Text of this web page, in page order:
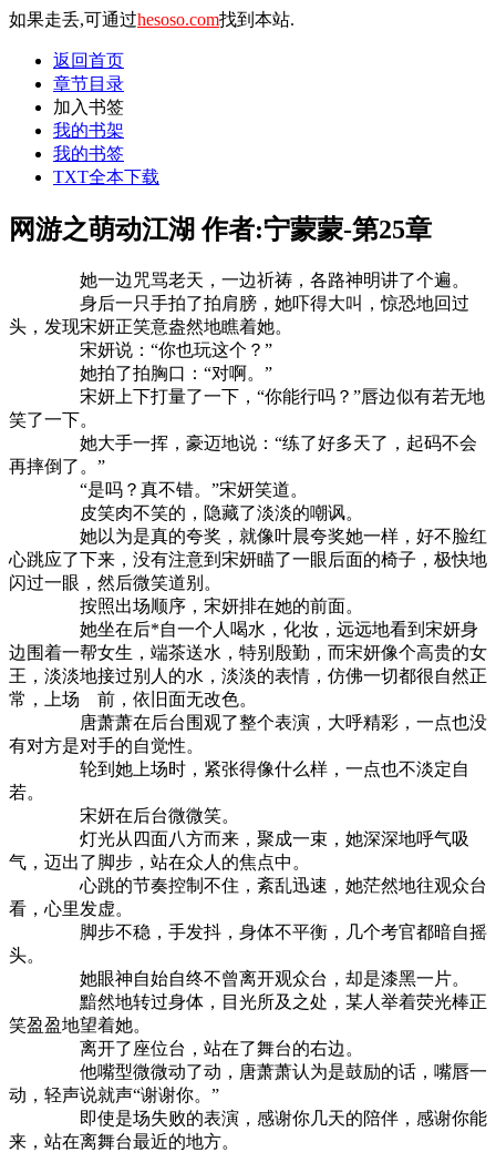
如果走丢,可通过hesoso.com找到本站.
返回首页
章节目录
加入书签
我的书架
我的书签
TXT全本下载
网游之萌动江湖 作者:宁蒙蒙-第25章
她一边咒骂老天，一边祈祷，各路神明讲了个遍。
身后一只手拍了拍肩膀，她吓得大叫，惊恐地回过
头，发现宋妍正笑意盎然地瞧着她。
宋妍说：“你也玩这个？”
她拍了拍胸口：“对啊。”
宋妍上下打量了一下，“你能行吗？”唇边似有若无地
笑了一下。
她大手一挥，豪迈地说：“练了好多天了，起码不会
再摔倒了。”
“是吗？真不错。”宋妍笑道。
皮笑肉不笑的，隐藏了淡淡的嘲讽。
她以为是真的夸奖，就像叶晨夸奖她一样，好不脸红
心跳应了下来，没有注意到宋妍瞄了一眼后面的椅子，极快地
闪过一眼，然后微笑道别。
按照出场顺序，宋妍排在她的前面。
她坐在后*自一个人喝水，化妆，远远地看到宋妍身
边围着一帮女生，端茶送水，特别殷勤，而宋妍像个高贵的女
王，淡淡地接过别人的水，淡淡的表情，仿佛一切都很自然正
常，上场 前，依旧面无改色。
唐萧萧在后台围观了整个表演，大呼精彩，一点也没
有对方是对手的自觉性。
轮到她上场时，紧张得像什么样，一点也不淡定自
若。
宋妍在后台微微笑。
灯光从四面八方而来，聚成一束，她深深地呼气吸
气，迈出了脚步，站在众人的焦点中。
心跳的节奏控制不住，紊乱迅速，她茫然地往观众台
看，心里发虚。
脚步不稳，手发抖，身体不平衡，几个考官都暗自摇
头。
她眼神自始自终不曾离开观众台，却是漆黑一片。
黯然地转过身体，目光所及之处，某人举着荧光棒正
笑盈盈地望着她。
离开了座位台，站在了舞台的右边。
他嘴型微微动了动，唐萧萧认为是鼓励的话，嘴唇一
动，轻声说就声“谢谢你。”
即使是场失败的表演，感谢你几天的陪伴，感谢你能
来，站在离舞台最近的地方。